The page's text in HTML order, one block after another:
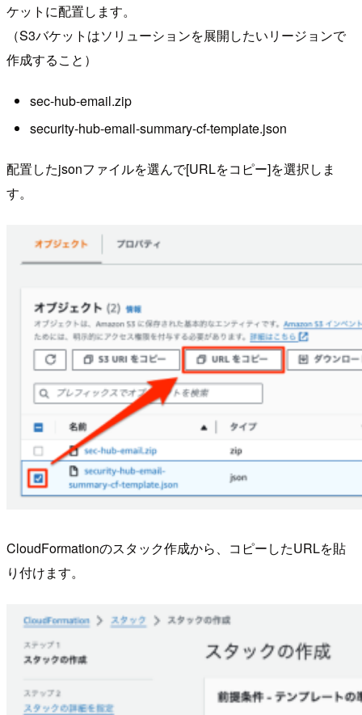
ケットに配置します。
（S3バケットはソリューションを展開したいリージョンで
作成すること）
sec-hub-email.zip
security-hub-email-summary-cf-template.json
配置したjsonファイルを選んで[URLをコピー]を選択しま
す。
CloudFormationのスタック作成から、コピーしたURLを貼
り付けます。